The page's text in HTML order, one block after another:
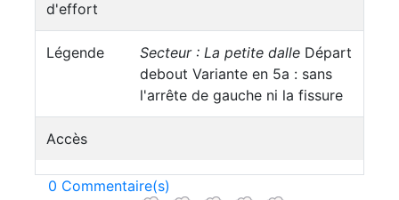
d'effort
Légende Secteur : La petite dalle Départ
debout Variante en 5a : sans
l'arrête de gauche ni la fissure
Accès
0 Commentaire(s)